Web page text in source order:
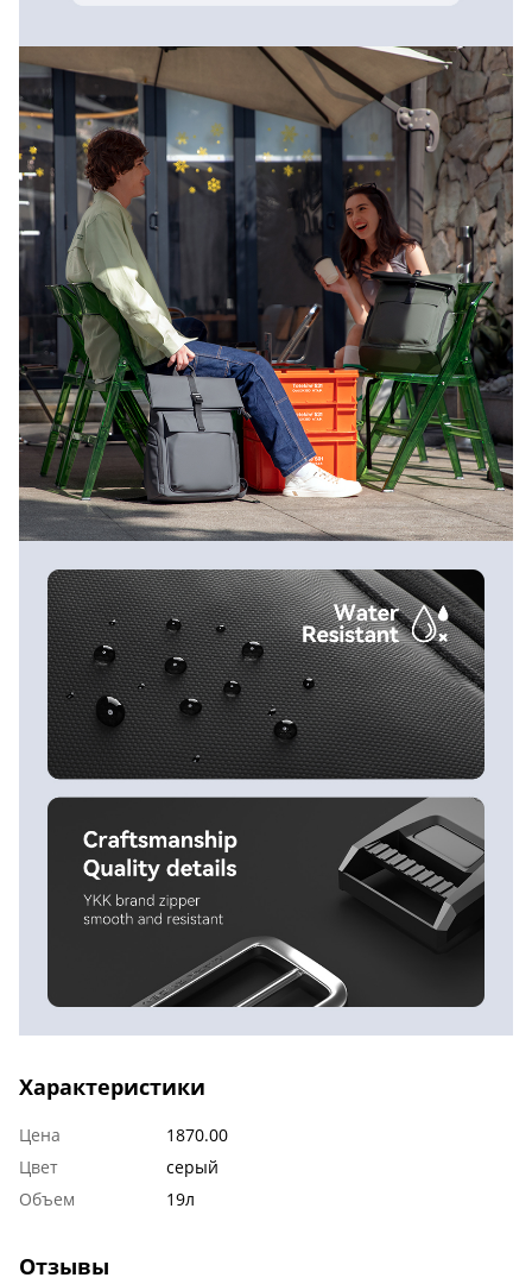
Характеристики
Цена
1870.00
Цвет
серый
Объем
19л
Отзывы